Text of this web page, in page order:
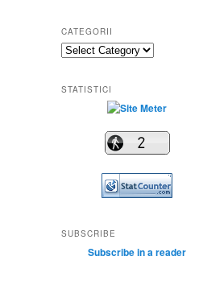
CATEGORII
Categorii
STATISTICI
SUBSCRIBE
Subscribe in a reader